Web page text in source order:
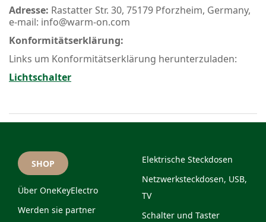
Adresse: Rastatter Str. 30, 75179 Pforzheim, Germany,
e-mail: info@warm-on.com
Konformitätserklärung:
Links um Konformitätserklärung herunterzuladen:
Lichtschalter
SHOP
Über OneKeyElectro
Werden sie partner
Elektrische Steckdosen
Netzwerksteckdosen, USB,
TV
Schalter und Taster